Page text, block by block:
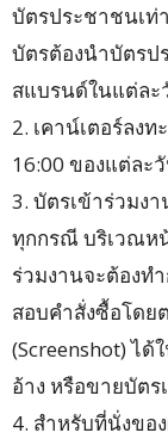
บัตรประชาชนเท่
บัตรต้องนำบัตรป
สแบรนด์ในแต่ละ
2. เคาน์เตอร์ลง
16:00 ของแต่ละ
3. บัตรเข้าร่วมง
ทุกกรณี บริเวณห
ร่วมงานจะต้องท
สอบคำสั่งซื้อโดย
(Screenshot) ไ
อ้าง หรือขายบัตร
4. สำหรับที่นั่งขอ